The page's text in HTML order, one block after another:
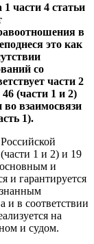
части 4 статьи
в
это как
со
части 2
46 (части 1 и 2)
взаимосвязи
1).
1 и 2) и 19
основным и
и гарантируется
в соответствии
на
и судом.